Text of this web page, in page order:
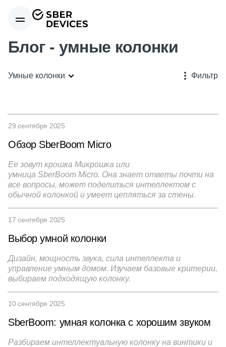
Блог - умные колонки
Умные колонки Фильтр
29 сентября 2025
Обзор SberBoom Micro
Ее зовут крошка Микрошка или
умница SberBoom Micro. Она знает ответы почти на
все вопросы, может поделиться интеллектом с
обычной колонкой и умеет цепляться за стены.
17 сентября 2025
Выбор умной колонки
Дизайн, мощность звука, сила интеллекта и
управление умным домом. Изучаем базовые критерии,
выбираем подходящую колонку.
10 сентября 2025
SberBoom: умная колонка с хорошим звуком
Разбираем интеллектуальную колонку на винтики и